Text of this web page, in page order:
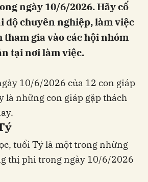
ngày 10/6/2026. Hãy cố
độ chuyên nghiệp, làm việc
tham gia vào các hội nhóm
tại nơi làm việc.
10/6/2026 của 12 con giáp
là những con giáp gặp thách
tuổi Tý là một trong những
thị phi trong ngày 10/6/2026